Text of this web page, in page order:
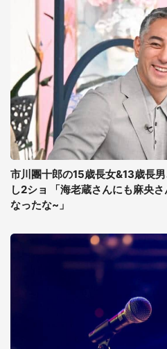
市川團十郎の15歳長女&13歳長
し2ショ 「海老蔵さんにも麻央
なったな~」